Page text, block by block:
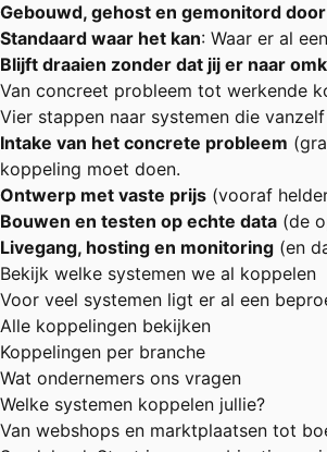
Gebouwd, gehost en gemonitord
Standaard waar het kan: Waar er al
Blijft draaien zonder dat jij er naar
Van concreet probleem tot werkende
Vier stappen naar systemen die
Intake van het concrete probleem
koppeling moet doen.
Ontwerp met vaste prijs (vooraf
Bouwen en testen op echte data (de
Livegang, hosting en monitoring (en
Bekijk welke systemen we al koppelen
Voor veel systemen ligt er al een
Alle koppelingen bekijken
Koppelingen per branche
Wat ondernemers ons vragen
Welke systemen koppelen jullie?
Van webshops en marktplaatsen tot